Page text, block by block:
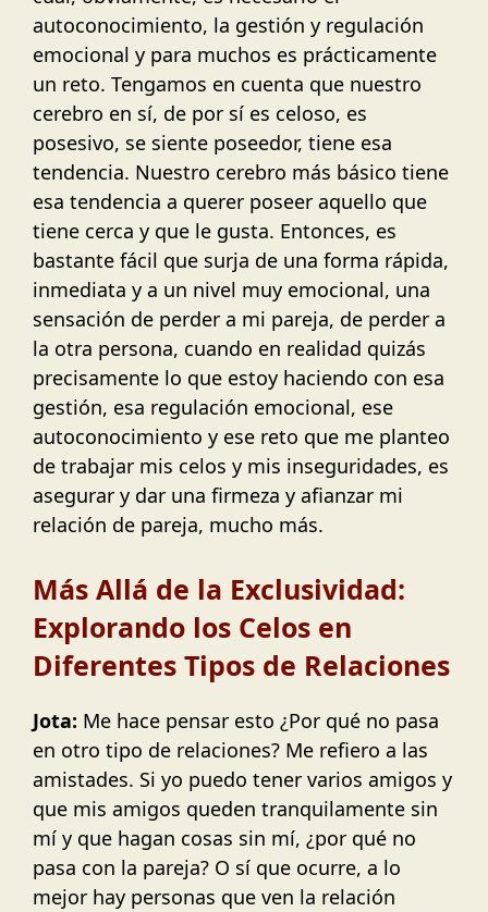
autoconocimiento, la gestión y regulación
emocional y para muchos es prácticamente
un reto. Tengamos en cuenta que nuestro
cerebro en sí, de por sí es celoso, es
posesivo, se siente poseedor, tiene esa
tendencia. Nuestro cerebro más básico tiene
esa tendencia a querer poseer aquello que
tiene cerca y que le gusta. Entonces, es
bastante fácil que surja de una forma rápida,
inmediata y a un nivel muy emocional, una
sensación de perder a mi pareja, de perder a
la otra persona, cuando en realidad quizás
precisamente lo que estoy haciendo con esa
gestión, esa regulación emocional, ese
autoconocimiento y ese reto que me planteo
de trabajar mis celos y mis inseguridades, es
asegurar y dar una firmeza y afianzar mi
relación de pareja, mucho más.
Más Allá de la Exclusividad:
Explorando los Celos en
Diferentes Tipos de Relaciones
Jota: Me hace pensar esto ¿Por qué no pasa
en otro tipo de relaciones? Me refiero a las
amistades. Si yo puedo tener varios amigos y
que mis amigos queden tranquilamente sin
mí y que hagan cosas sin mí, ¿por qué no
pasa con la pareja? O sí que ocurre, a lo
mejor hay personas que ven la relación